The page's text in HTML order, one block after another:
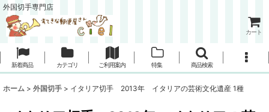
外国切手専門店
カート
新着商品 カテゴリ ご利用案内 特集 商品検索
ホーム > 外国切手 > イタリア切手 2013年 イタリアの芸術文化遺産 1種